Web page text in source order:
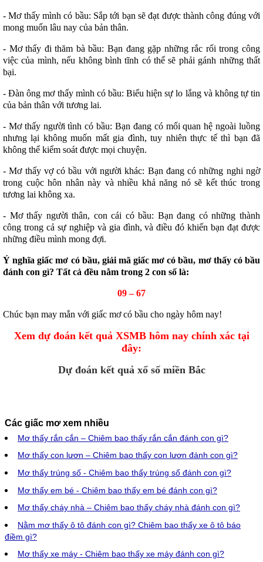
- Mơ thấy mình có bầu: Sắp tới bạn sẽ đạt được thành công đúng với
mong muốn lâu nay của bản thân.
- Mơ thấy đi thăm bà bầu: Bạn đang gặp những rắc rối trong công
việc của mình, nếu không bình tĩnh có thể sẽ phải gánh những thất
bại.
- Đàn ông mơ thấy mình có bầu: Biểu hiện sự lo lắng và không tự tin
của bản thân với tương lai.
- Mơ thấy người tình có bầu: Bạn đang có mối quan hệ ngoài luồng
nhưng lại không muốn mất gia đình, tuy nhiên thực tế thì bạn đã
không thể kiểm soát được mọi chuyện.
- Mơ thấy vợ có bầu với người khác: Bạn đang có những nghi ngờ
trong cuộc hôn nhân này và nhiều khả năng nó sẽ kết thúc trong
tương lai không xa.
- Mơ thấy người thân, con cái có bầu: Bạn đang có những thành
công trong cả sự nghiệp và gia đình, và điều đó khiến bạn đạt được
những điều mình mong đợi.
Ý nghĩa giấc mơ có bầu, giải mã giấc mơ có bầu, mơ thấy có bầu
đánh con gì? Tất cả đều nằm trong 2 con số là:
09 – 67
Chúc bạn may mắn với giấc mơ có bầu cho ngày hôm nay!
Xem dự đoán kết quả XSMB hôm nay chính xác tại
đây:
Dự đoán kết quả xổ số miền Bắc
Các giấc mơ xem nhiều
Mơ thấy rắn cắn – Chiêm bao thấy rắn cắn đánh con gì?
Mơ thấy con lươn – Chiêm bao thấy con lươn đánh con gì?
Mơ thấy trúng số - Chiêm bao thấy trúng số đánh con gì?
Mơ thấy em bé - Chiêm bao thấy em bé đánh con gì?
Mơ thấy cháy nhà – Chiêm bao thấy cháy nhà đánh con gì?
Nằm mơ thấy ô tô đánh con gì? Chiêm bao thấy xe ô tô báo
điềm gì?
Mơ thấy xe máy - Chiêm bao thấy xe máy đánh con gì?